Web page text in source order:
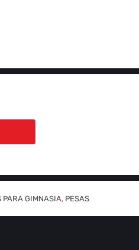
PARA GIMNASIA, PESAS